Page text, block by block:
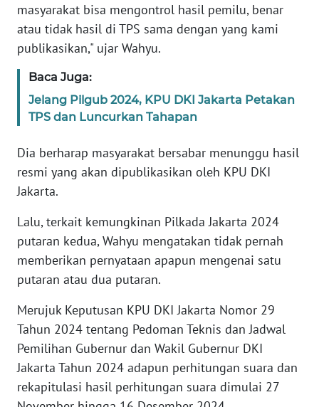
masyarakat bisa mengontrol hasil pemilu, benar
atau tidak hasil di TPS sama dengan yang kami
publikasikan," ujar Wahyu.
Baca Juga:
Jelang Pilgub 2024, KPU DKI Jakarta Petakan
TPS dan Luncurkan Tahapan
Dia berharap masyarakat bersabar menunggu hasil
resmi yang akan dipublikasikan oleh KPU DKI
Jakarta.
Lalu, terkait kemungkinan Pilkada Jakarta 2024
putaran kedua, Wahyu mengatakan tidak pernah
memberikan pernyataan apapun mengenai satu
putaran atau dua putaran.
Merujuk Keputusan KPU DKI Jakarta Nomor 29
Tahun 2024 tentang Pedoman Teknis dan Jadwal
Pemilihan Gubernur dan Wakil Gubernur DKI
Jakarta Tahun 2024 adapun perhitungan suara dan
rekapitulasi hasil perhitungan suara dimulai 27
WN
SULTENG
SULBAR
WN
WN
SUMBAR
WN
SUMSEL
WN
WN
LAMPUNG
WN
JATENG